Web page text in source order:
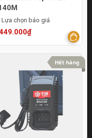
Lựa chọn báo giá
Hết hàng